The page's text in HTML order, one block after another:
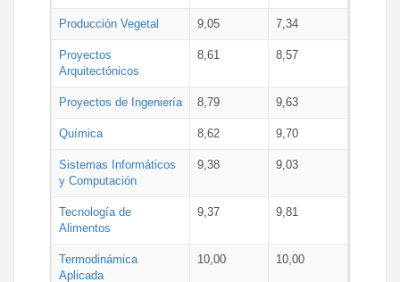
Producción Vegetal 9,05 7,34
Proyectos
Arquitectónicos
8,61 8,57
Proyectos de Ingeniería 8,79 9,63
Química 8,62 9,70
Sistemas Informáticos
y Computación
9,38 9,03
Tecnología de
Alimentos
9,37 9,81
Termodinámica
Aplicada
10,00 10,00